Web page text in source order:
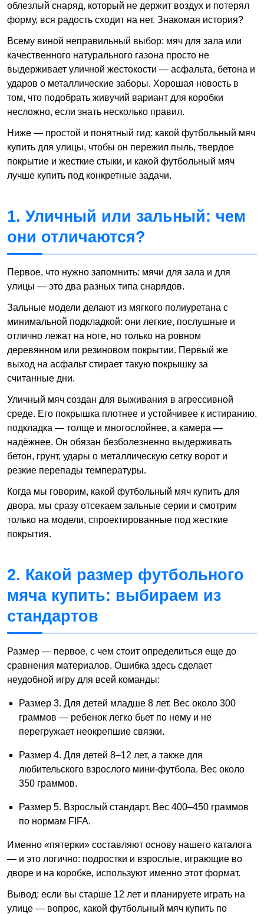
облезлый снаряд, который не держит воздух и потерял
форму, вся радость сходит на нет. Знакомая история?
Всему виной неправильный выбор: мяч для зала или
качественного натурального газона просто не
выдерживает уличной жестокости — асфальта, бетона и
ударов о металлические заборы. Хорошая новость в
том, что подобрать живучий вариант для коробки
несложно, если знать несколько правил.
Ниже — простой и понятный гид: какой футбольный мяч
купить для улицы, чтобы он пережил пыль, твердое
покрытие и жесткие стыки, и какой футбольный мяч
лучше купить под конкретные задачи.
1. Уличный или зальный: чем
они отличаются?
Первое, что нужно запомнить: мячи для зала и для
улицы — это два разных типа снарядов.
Зальные модели делают из мягкого полиуретана с
минимальной подкладкой: они легкие, послушные и
отлично лежат на ноге, но только на ровном
деревянном или резиновом покрытии. Первый же
выход на асфальт стирает такую покрышку за
считанные дни.
Уличный мяч создан для выживания в агрессивной
среде. Его покрышка плотнее и устойчивее к истиранию,
подкладка — толще и многослойнее, а камера —
надёжнее. Он обязан безболезненно выдерживать
бетон, грунт, удары о металлическую сетку ворот и
резкие перепады температуры.
Когда мы говорим, какой футбольный мяч купить для
двора, мы сразу отсекаем зальные серии и смотрим
только на модели, спроектированные под жесткие
покрытия.
2. Какой размер футбольного
мяча купить: выбираем из
стандартов
Размер — первое, с чем стоит определиться еще до
сравнения материалов. Ошибка здесь сделает
неудобной игру для всей команды:
Размер 3. Для детей младше 8 лет. Вес около 300
граммов — ребенок легко бьет по нему и не
перегружает неокрепшие связки.
Размер 4. Для детей 8–12 лет, а также для
любительского взрослого мини-футбола. Вес около
350 граммов.
Размер 5. Взрослый стандарт. Вес 400–450 граммов
по нормам FIFA.
Именно «пятерки» составляют основу нашего каталога
— и это логично: подростки и взрослые, играющие во
дворе и на коробке, используют именно этот формат.
Вывод: если вы старше 12 лет и планируете играть на
улице — вопрос, какой футбольный мяч купить по